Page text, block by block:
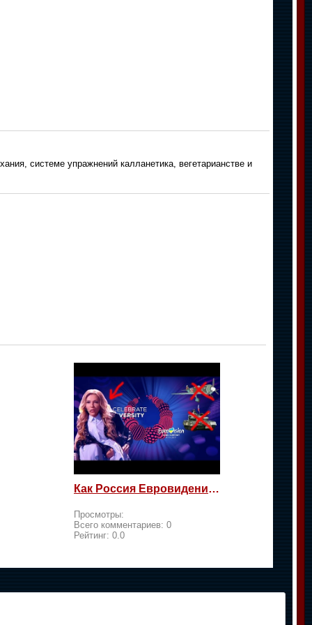
системе упражнений калланетика, вегетарианстве и
Как Россия Евровидение на жалость берет
Просмотры:
Всего комментариев: 0
Рейтинг: 0.0